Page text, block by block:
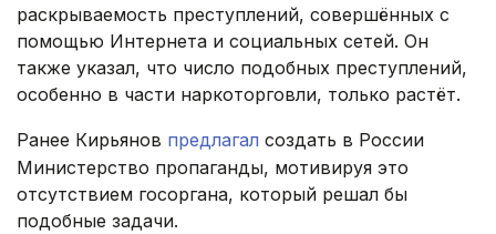
раскрываемость преступлений, совершённых с
помощью Интернета и социальных сетей. Он
также указал, что число подобных преступлений,
особенно в части наркоторговли, только растёт.
Ранее Кирьянов предлагал создать в России
Министерство пропаганды, мотивируя это
отсутствием госоргана, который решал бы
подобные задачи.